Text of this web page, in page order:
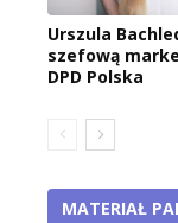
Urszula
szefową
DPD Polska
MATERIAŁ